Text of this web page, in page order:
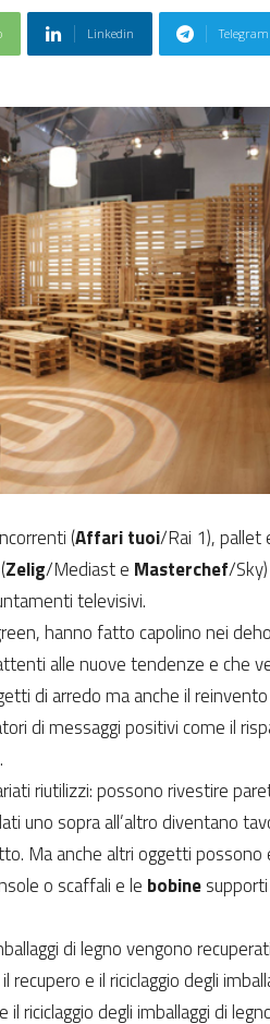
Linkedin Telegram
(Affari tuoi/Rai 1), pallet
Zelig/Mediast e Masterchef/
televisivi.
hanno fatto capolino nei
alle nuove tendenze e che
di arredo ma anche il
di messaggi positivi come il
riutilizzi: possono rivestire
uno sopra all’altro diventano
Ma anche altri oggetti
o scaffali e le bobine
di legno vengono
recupero e il riciclaggio degli
riciclaggio degli imballaggi di